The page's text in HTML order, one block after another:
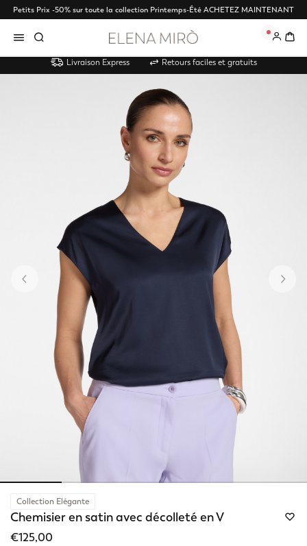
Petits Prix -50% sur toute la collection Printemps-Été ACHETEZ MAINTENANT
0
Livraison Express Retours faciles et gratuits
Précédent
Collection Elégante
Chemisier en satin avec décolleté en V
€125,00